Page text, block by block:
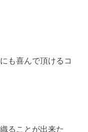
も喜んで頂けるコ
ることが出来た